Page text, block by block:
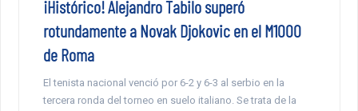
¡Histórico! Alejandro Tabilo superó
rotundamente a Novak Djokovic en el M1000
de Roma
El tenista nacional venció por 6-2 y 6-3 al serbio en la
tercera ronda del torneo en suelo italiano. Se trata de la